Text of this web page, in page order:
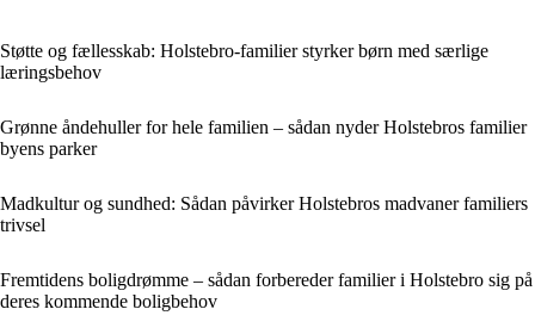
Støtte og fællesskab: Holstebro-familier styrker børn med særlige
læringsbehov
Grønne åndehuller for hele familien – sådan nyder Holstebros familier
byens parker
Madkultur og sundhed: Sådan påvirker Holstebros madvaner familiers
trivsel
Fremtidens boligdrømme – sådan forbereder familier i Holstebro sig på
deres kommende boligbehov